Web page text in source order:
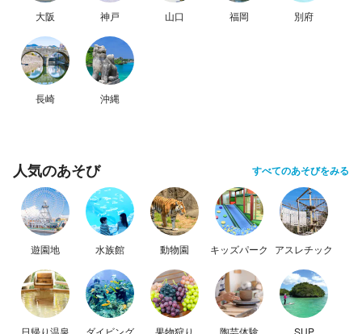
大阪 神戸 山口 福岡 別府
長崎 沖縄
人気のあそび すべてのあそびをみる
遊園地 水族館 動物園 キッズパーク アスレチック
日帰り温泉 ダイビング 果物狩り 陶芸体験 SUP